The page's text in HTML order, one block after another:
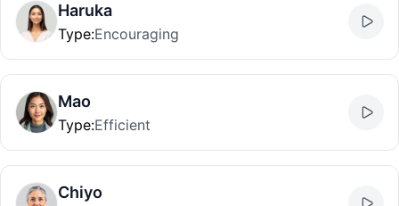
Haruka
Type:Encouraging
Mao
Type:Efficient
Chiyo